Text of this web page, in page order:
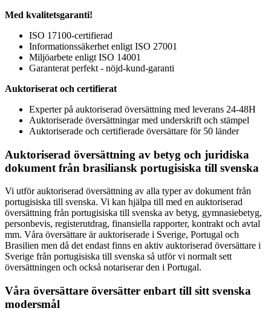
Med kvalitetsgaranti!
ISO 17100-certifierad
Informationssäkerhet enligt ISO 27001
Miljöarbete enligt ISO 14001
Garanterat perfekt - nöjd-kund-garanti
Auktoriserat och certifierat
Experter på auktoriserad översättning med leverans 24-48H
Auktoriserade översättningar med underskrift och stämpel
Auktoriserade och certifierade översättare för 50 länder
Auktoriserad översättning av betyg och juridiska
dokument från brasiliansk portugisiska till svenska
Vi utför auktoriserad översättning av alla typer av dokument från
portugisiska till svenska. Vi kan hjälpa till med en auktoriserad
översättning från portugisiska till svenska av betyg, gymnasiebetyg,
personbevis, registerutdrag, finansiella rapporter, kontrakt och avtal
mm. Våra översättare är auktoriserade i Sverige, Portugal och
Brasilien men då det endast finns en aktiv auktoriserad översättare i
Sverige från portugisiska till svenska så utför vi normalt sett
översättningen och också notariserar den i Portugal.
Våra översättare översätter enbart till sitt svenska
modersmål